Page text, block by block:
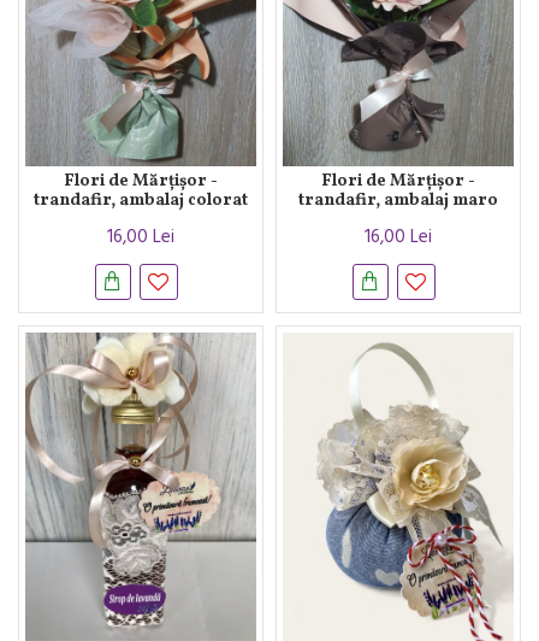
Flori de Mărțișor -
trandafir, ambalaj colorat
16,00 Lei
Flori de Mărțișor -
trandafir, ambalaj maro
16,00 Lei